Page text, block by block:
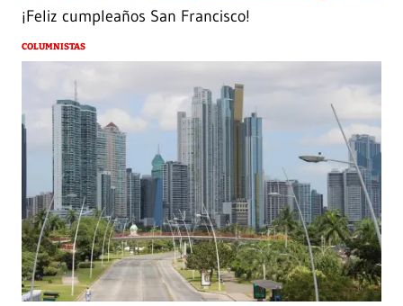
¡Feliz cumpleaños San Francisco!
COLUMNISTAS